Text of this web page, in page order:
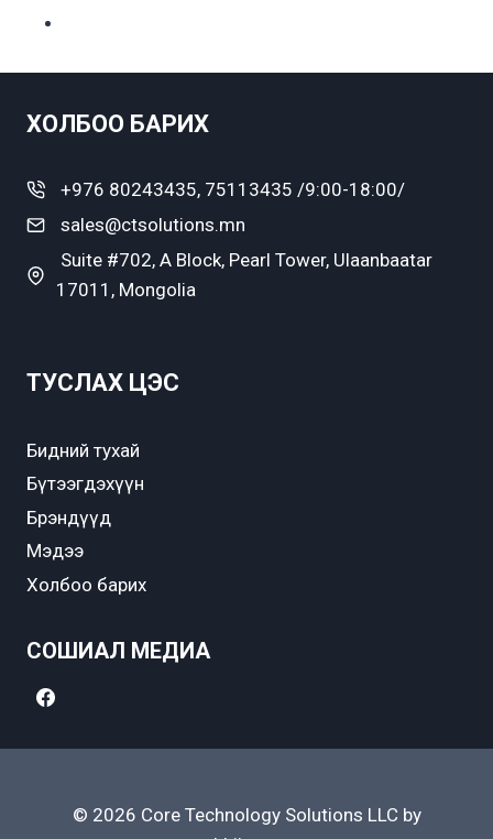
ХОЛБОО БАРИХ
+976 80243435, 75113435 /9:00-18:00/
sales@ctsolutions.mn
Suite #702, A Block, Pearl Tower, Ulaanbaatar
17011, Mongolia
ТУСЛАХ ЦЭС
Бидний тухай
Бүтээгдэхүүн
Брэндүүд
Мэдээ
Холбоо барих
СОШИАЛ МЕДИА
© 2026 Core Technology Solutions LLC by